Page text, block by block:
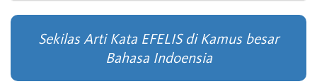
Sekilas Arti Kata EFELIS di Kamus besar
Bahasa Indoensia